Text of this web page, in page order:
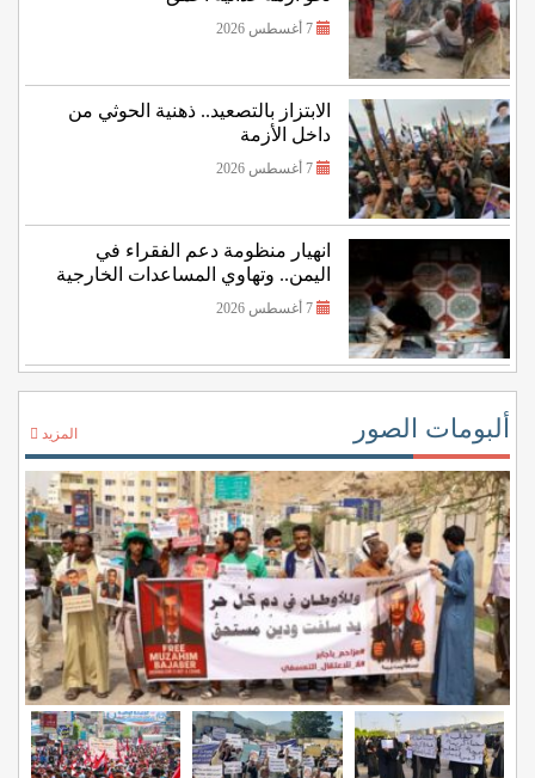
7 أغسطس 2026
الابتزاز بالتصعيد.. ذهنية الحوثي من
داخل الأزمة
7 أغسطس 2026
انهيار منظومة دعم الفقراء في
اليمن.. وتهاوي المساعدات الخارجية
7 أغسطس 2026
ألبومات الصور المزيد